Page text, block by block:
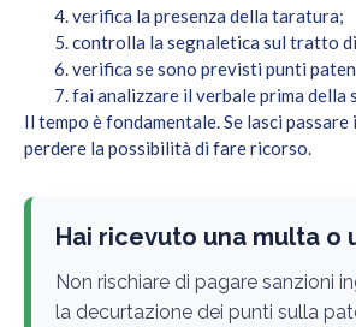
verifica la presenza della taratura;
controlla la segnaletica sul tratto
verifica se sono previsti punti
fai analizzare il verbale prima della
Il tempo è fondamentale. Se lasci
perdere la possibilità di fare ricorso.
Hai ricevuto una multa o
Non rischiare di pagare sanzioni
la decurtazione dei punti sulla